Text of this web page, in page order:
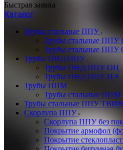
Быстрая заявка
Каталог
Трубы стальные ППУ
Трубы стальные ППУ
Трубы стальные ППУ
Трубы ПНД ППУ
Трубы ПНД ППУ ОЦ
Трубы ПНД ППУ ПЭ
Трубы ППМ
Трубы стальные ППМ
Трубы стальные ППУ ТВИН
Скорлупа ППУ
Скорлупа ППУ без
Покрытие армофол
Покрытие